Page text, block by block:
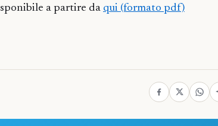
a partire da qui (formato pdf)